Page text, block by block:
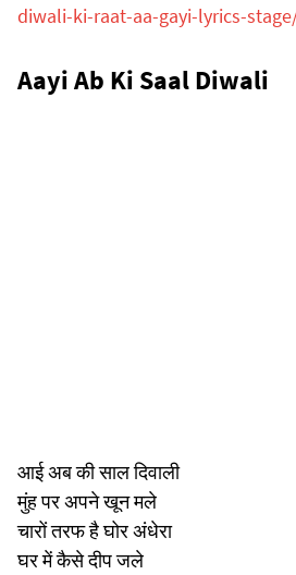
diwali-ki-raat-aa-gayi-lyrics-
Aayi Ab Ki Saal Diwali
आई अब की साल दिवाली
मुंह पर अपने खून मले
चारों तरफ है घोर अंधेरा
घर में कैसे दीप जले